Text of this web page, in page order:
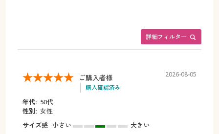
詳細フィルター
ご購入者様
購入確認済み
2026-08-05
年代: 50代
性別: 女性
サイズ感 小さい
大きい